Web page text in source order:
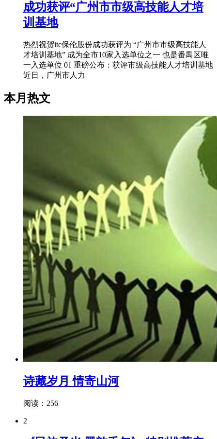
成功获评“广州市市级高技能人才培
训基地
热烈祝贺itc保伦股份成功获评为 “广州市市级高技能人
才培训基地” 成为全市10家入选单位之一 也是番禺区唯
一入选单位 01 重磅公布：获评市级高技能人才培训基地
近日，广州市人力
本月热文
诗藏岁月 情寄山河
阅读：256
2